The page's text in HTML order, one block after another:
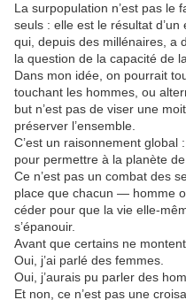
La surpopulation n’est pas le
seuls : elle est le résultat
qui, depuis des millénaires, a
la question de la capacité de
Dans mon idée, on pourrait
touchant les hommes, ou
but n’est pas de viser une
préserver l’ensemble.
C’est un raisonnement
pour permettre à la planète de
Ce n’est pas un combat des
place que chacun — homme
céder pour que la vie elle-
s’épanouir.
Avant que certains ne
Oui, j’ai parlé des femmes.
Oui, j’aurais pu parler des
Et non, ce n’est pas une